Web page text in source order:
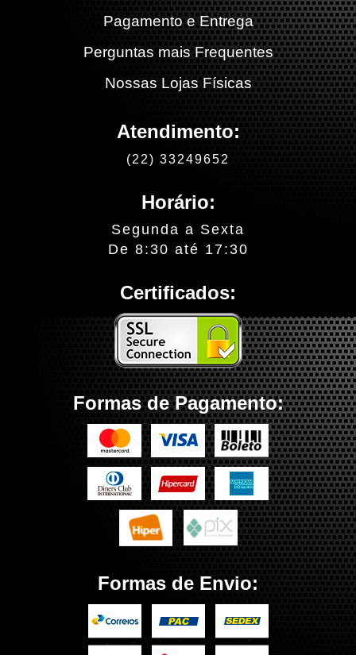
Pagamento e Entrega
Perguntas mais Frequentes
Nossas Lojas Físicas
Atendimento:
(22) 33249652
Horário:
Segunda a Sexta
De 8:30 até 17:30
Certificados:
Formas de Pagamento:
Formas de Envio: